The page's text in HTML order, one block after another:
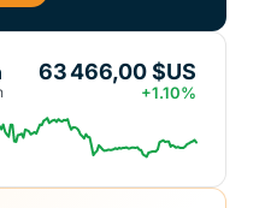
63 466,00 $US
+1.10%